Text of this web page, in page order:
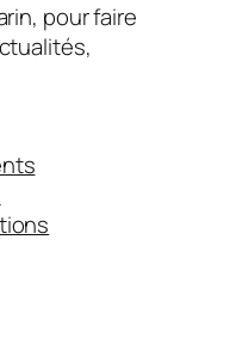
pour faire